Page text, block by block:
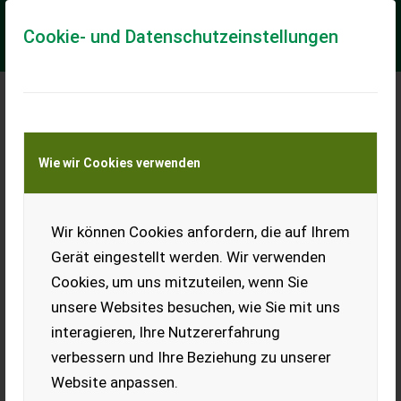
Cookie- und Datenschutzeinstellungen
Wie wir Cookies verwenden
Wir können Cookies anfordern, die auf Ihrem
Gerät eingestellt werden. Wir verwenden
Cookies, um uns mitzuteilen, wenn Sie
unsere Websites besuchen, wie Sie mit uns
interagieren, Ihre Nutzererfahrung
verbessern und Ihre Beziehung zu unserer
Website anpassen.
Meine Transportkostenanfrage
Transport von Land- und Baumaschinen –
KEINE Tiertransporte
Rundhalterung Claas
Halmteiler
Rundhalterung Claas
Halmteiler Mähdrescher, inkl.
Versand für € 23,-, inkl.
Versand nach Österreich €
30,-.